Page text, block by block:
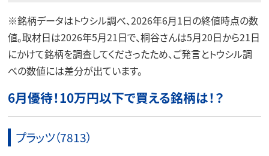
※銘柄データはトウシル調べ、2026年6月1日の終値時点の数
値。取材日は2026年5月21日で、桐谷さんは5月20日から21日
にかけて銘柄を調査してくださったため、ご発言とトウシル調
べの数値には差分が出ています。
6月優待！10万円以下で買える銘柄は！？
プラッツ（7813）